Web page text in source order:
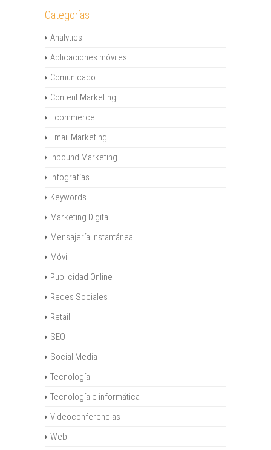
Categorías
Analytics
Aplicaciones móviles
Comunicado
Content Marketing
Ecommerce
Email Marketing
Inbound Marketing
Infografías
Keywords
Marketing Digital
Mensajería instantánea
Móvil
Publicidad Online
Redes Sociales
Retail
SEO
Social Media
Tecnología
Tecnología e informática
Videoconferencias
Web